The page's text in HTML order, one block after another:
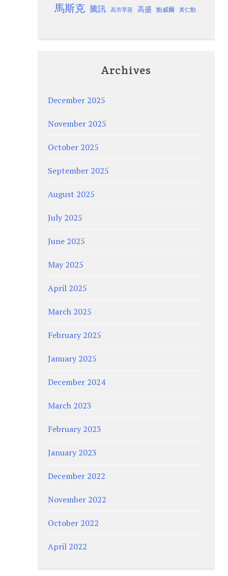
馬斯克 騰訊 高市早苗 高盛 鮑威爾 黃仁勳
Archives
December 2025
November 2025
October 2025
September 2025
August 2025
July 2025
June 2025
May 2025
April 2025
March 2025
February 2025
January 2025
December 2024
March 2023
February 2023
January 2023
December 2022
November 2022
October 2022
April 2022